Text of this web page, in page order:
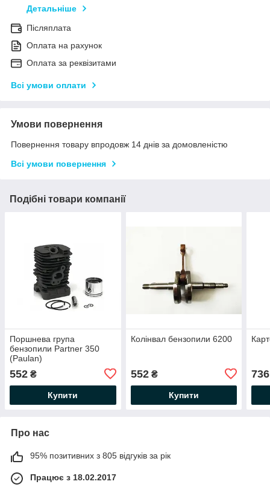
Детальніше
Післяплата
Оплата на рахунок
Оплата за реквізитами
Всі умови оплати
Умови повернення
Повернення товару впродовж 14 днів за домовленістю
Всі умови повернення
Подібні товари компанії
Поршнева група
бензопили Partner 350
(Paulan)
552 ₴
Купити
Колінвал бензопили 6200
552₴
Купити
736
Про нас
95% позитивних з 805 відгуків за рік
Працює з 18.02.2017